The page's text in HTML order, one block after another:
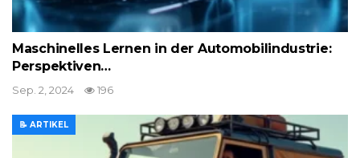
Maschinelles Lernen in der Automobilindustrie:
Perspektiven…
Sep. 2, 2024 196
📝 ARTIKEL